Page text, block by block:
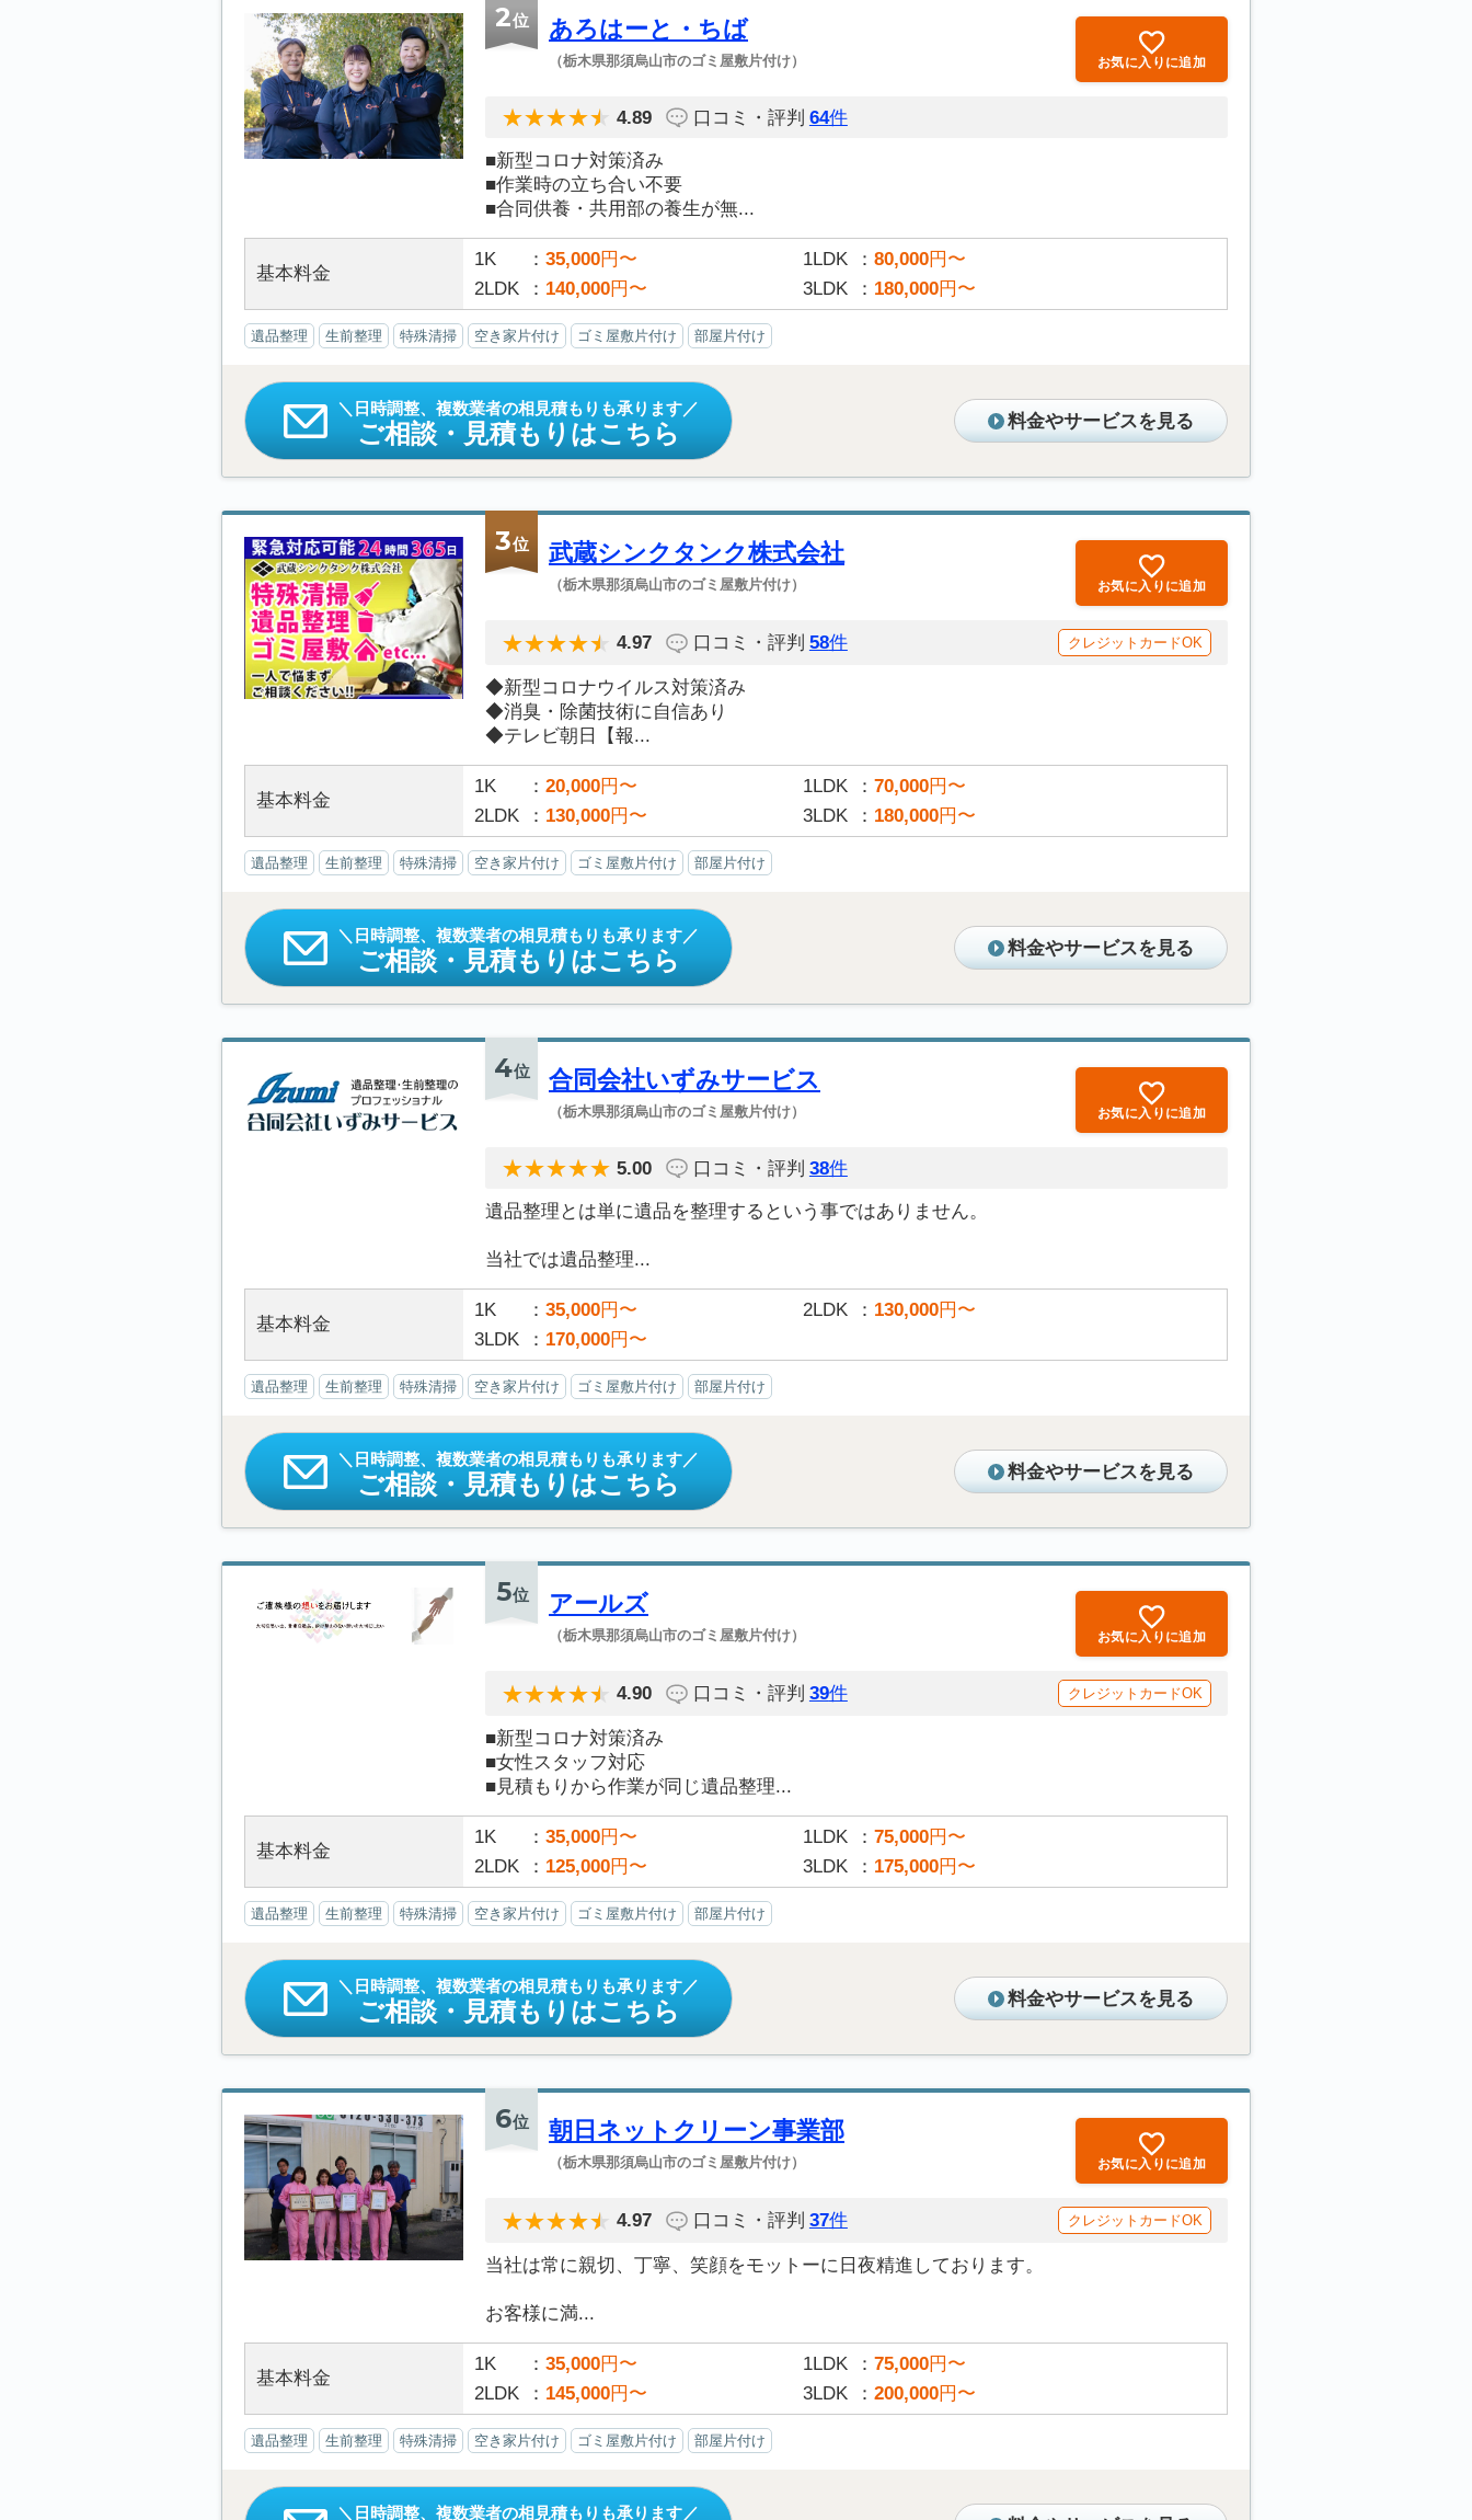
2位 あろはーと・ちば
（栃木県那須烏山市のゴミ屋敷片付け） お気に入りに追加
4.89 口コミ・評判 64件
■新型コロナ対策済み
■作業時の立ち合い不要
■合同供養・共用部の養生が無...
基本料金
1K 35,000円〜 1LDK 80,000円〜
2LDK
140,000円〜 3LDK 180,000円〜
遺品整理 生前整理 特殊清掃 空き家片付け ゴミ屋敷片付け 部屋片付け
日時調整、複数業者の相見積もりも承ります
ご相談・見積もりはこちら 料金やサービスを見る
3位 武蔵シンクタンク株式会社
（栃木県那須烏山市のゴミ屋敷片付け） お気に入りに追加
4.97 口コミ・評判 58件 クレジットカードOK
◆新型コロナウイルス対策済み
◆消臭・除菌技術に自信あり
◆テレビ朝日【報...
基本料金
1K 20,000円〜 1LDK 70,000円〜
2LDK
130,000円〜 3LDK 180,000円〜
遺品整理 生前整理 特殊清掃 空き家片付け ゴミ屋敷片付け 部屋片付け
日時調整、複数業者の相見積もりも承ります
ご相談・見積もりはこちら 料金やサービスを見る
4位 合同会社いずみサービス
（栃木県那須烏山市のゴミ屋敷片付け） お気に入りに追加
5.00 口コミ・評判 38件
遺品整理とは単に遺品を整理するという事ではありません。
当社では遺品整理...
基本料金
1K 35,000円〜 2LDK 130,000円〜
3LDK
170,000円〜
遺品整理 生前整理 特殊清掃 空き家片付け ゴミ屋敷片付け 部屋片付け
日時調整、複数業者の相見積もりも承ります
ご相談・見積もりはこちら 料金やサービスを見る
5位 アールズ
（栃木県那須烏山市のゴミ屋敷片付け） お気に入りに追加
4.90 口コミ・評判 39件 クレジットカードOK
■新型コロナ対策済み
■女性スタッフ対応
■見積もりから作業が同じ遺品整理...
基本料金
1K 35,000円〜 1LDK 75,000円〜
2LDK
125,000円〜 3LDK 175,000円〜
遺品整理 生前整理 特殊清掃 空き家片付け ゴミ屋敷片付け 部屋片付け
日時調整、複数業者の相見積もりも承ります
ご相談・見積もりはこちら 料金やサービスを見る
6位 朝日ネットクリーン事業部
（栃木県那須烏山市のゴミ屋敷片付け） お気に入りに追加
4.97 口コミ・評判 37件 クレジットカードOK
当社は常に親切、丁寧、笑顔をモットーに日夜精進しております。
お客様に満...
基本料金
1K 35,000円〜 1LDK 75,000円〜
2LDK
145,000円〜 3LDK 200,000円〜
遺品整理 生前整理 特殊清掃 空き家片付け ゴミ屋敷片付け 部屋片付け
日時調整、複数業者の相見積もりも承ります